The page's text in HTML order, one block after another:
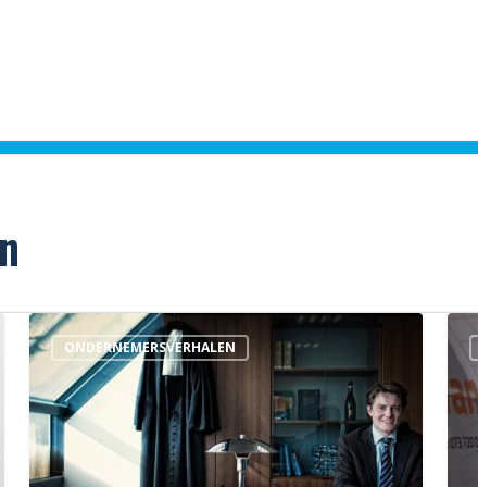
Koeslag
Jacobs
Advocaten
ONDERNEMERSVERHALEN